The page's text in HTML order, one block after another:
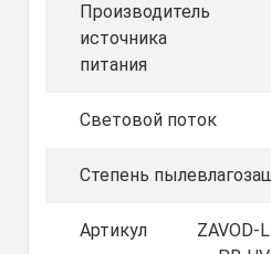
Производитель
источника
питания
Световой поток
Степень
Артикул
ZAVOD-